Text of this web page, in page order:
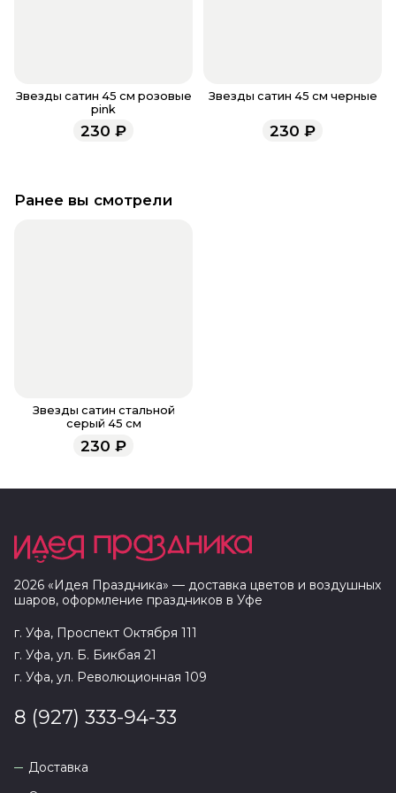
Звезды сатин 45 см розовые
pink
230 ₽
Звезды сатин 45 см черные
230 ₽
Ранее вы смотрели
Звезды сатин стальной
серый 45 см
230 ₽
2026 «Идея Праздника» — доставка цветов и воздушных
шаров, оформление праздников в Уфе
г. Уфа, Проспект Октября 111
г. Уфа, ул. Б. Бикбая 21
г. Уфа, ул. Революционная 109
8 (927) 333-94-33
Доставка